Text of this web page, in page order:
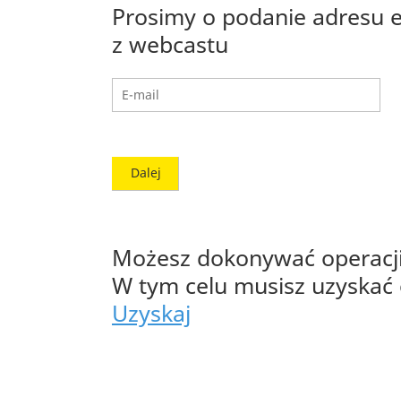
Prosimy o podanie adresu
z webcastu
Dalej
Możesz dokonywać
W tym celu musisz
Uzyskaj